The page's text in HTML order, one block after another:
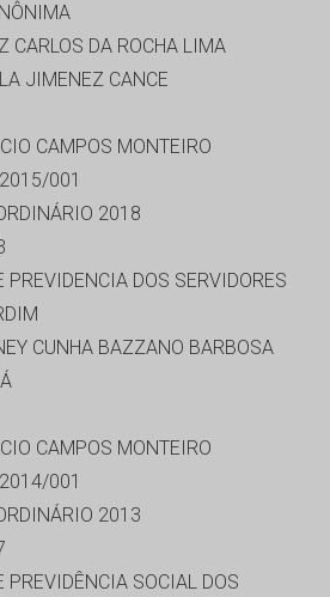
CARLOS DA ROCHA LIMA
JIMENEZ CANCE
CAMPOS MONTEIRO
001
2018
PREVIDENCIA DOS SERVIDORES
CUNHA BAZZANO BARBOSA
CAMPOS MONTEIRO
001
2013
PREVIDÊNCIA SOCIAL DOS